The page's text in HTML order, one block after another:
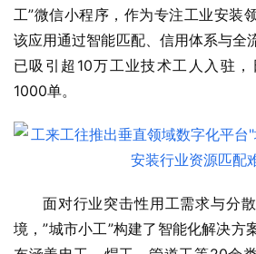
工”微信小程序，作为专注工业安装
该应用通过智能匹配、信用体系与全
已吸引超10万工业技术工人入驻
1000单。
面对行业突击性用工需求与分
境，”城市小工”构建了智能化解决方